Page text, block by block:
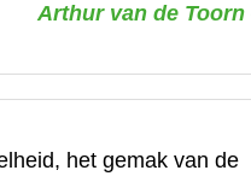
Arthur van de Toorn
het gemak van de